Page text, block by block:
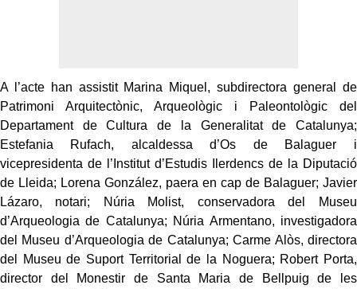
A l’acte han assistit Marina Miquel, subdirectora general de
Patrimoni Arquitectònic, Arqueològic i Paleontològic del
Departament de Cultura de la Generalitat de Catalunya;
Estefania Rufach, alcaldessa d’Os de Balaguer i
vicepresidenta de l’Institut d’Estudis Ilerdencs de la Diputació
de Lleida; Lorena González, paera en cap de Balaguer; Javier
Lázaro, notari; Núria Molist, conservadora del Museu
d’Arqueologia de Catalunya; Núria Armentano, investigadora
del Museu d’Arqueologia de Catalunya; Carme Alòs, directora
del Museu de Suport Territorial de la Noguera; Robert Porta,
director del Monestir de Santa Maria de Bellpuig de les